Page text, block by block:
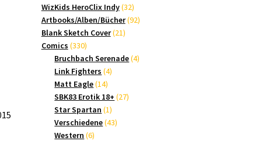
Produkte
WizKids HeroClix Indy 3232
Produkte
Artbooks/Alben/Bücher 9292
Blank Sketch Cover 2121
Comics 330330
Produkte
Bruchbach Serenade 44
Link Fighters 44
Matt Eagle 1414
Produkte
SBK83 Erotik 18+ 2727
Star Spartan 11
Produkt
Verschiedene 4343
Western 66